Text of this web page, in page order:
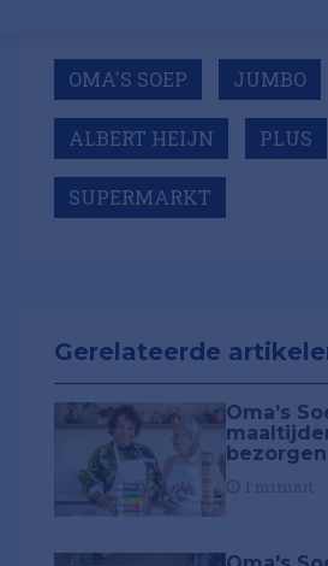
OMA'S SOEP JUMBO
ALBERT HEIJN PLUS
SUPERMARKT
Gerelateerde
Oma’s
bezorgen